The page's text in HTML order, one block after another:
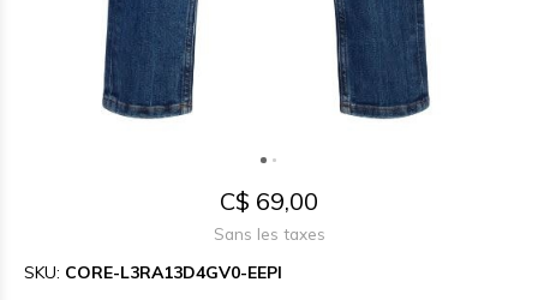
C$ 69,00
Sans les taxes
SKU: CORE-L3RA13D4GV0-EEPI